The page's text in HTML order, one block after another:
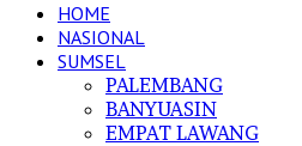
HOME
NASIONAL
SUMSEL
PALEMBANG
BANYUASIN
EMPAT LAWANG